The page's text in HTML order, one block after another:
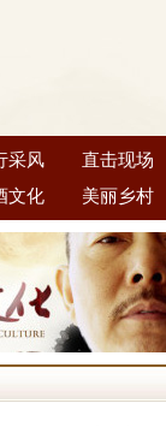
采风 直击现场
文化 美丽乡村